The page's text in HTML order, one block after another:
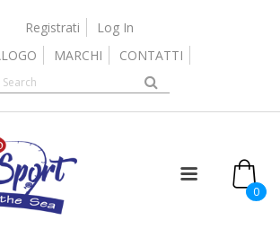
Registrati
Log In
MARCHI CONTATTI
0